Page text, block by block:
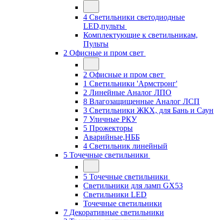
4 Светильники светодиодные
LED,пульты
Комплектующие к светильникам,
Пульты
2 Офисные и пром свет
2 Офисные и пром свет
1 Светильники 'Армстронг'
2 Линейные Аналог ЛПО
8 Влагозащищенные Аналог ЛСП
3 Светильники ЖКХ, для Бань и Саун
7 Уличные РКУ
5 Прожекторы
Аварийные,НББ
4 Светильник линейный
5 Точечные светильники
5 Точечные светильники
Светильники для ламп GХ53
Cветильники LED
Точечные светильники
7 Декоративные светильники